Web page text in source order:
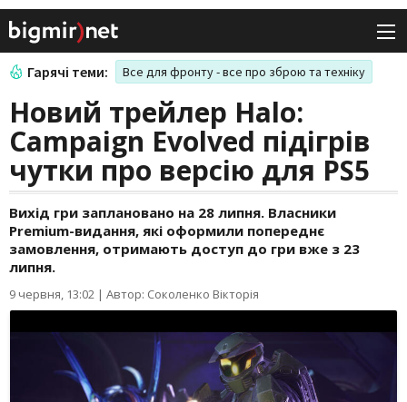
Гарячі теми: Все для фронту - все про зброю та техніку
Новий трейлер Halo:
Campaign Evolved підігрів
чутки про версію для PS5
Вихід гри заплановано на 28 липня. Власники
Premium-видання, які оформили попереднє
замовлення, отримають доступ до гри вже з 23
липня.
9 червня, 13:02 | Автор: Соколенко Вікторія